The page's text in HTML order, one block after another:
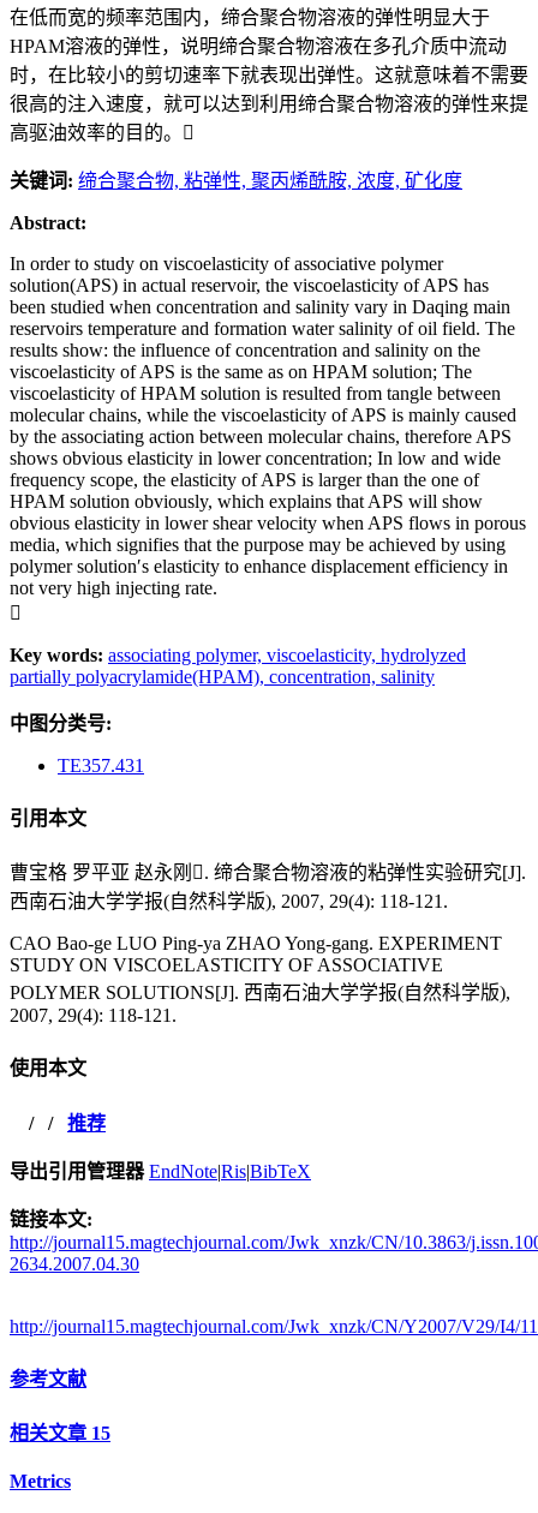
在低而宽的频率范围内，缔合聚合物溶液的弹性明显大于
HPAM溶液的弹性，说明缔合聚合物溶液在多孔介质中流动
时，在比较小的剪切速率下就表现出弹性。这就意味着不需要
很高的注入速度，就可以达到利用缔合聚合物溶液的弹性来提
高驱油效率的目的。
关键词: 缔合聚合物, 粘弹性, 聚丙烯酰胺, 浓度, 矿化度
Abstract:
In order to study on viscoelasticity of associative polymer
solution(APS) in actual reservoir, the viscoelasticity of APS has
been studied when concentration and salinity vary in Daqing main
reservoirs temperature and formation water salinity of oil field. The
results show: the influence of concentration and salinity on the
viscoelasticity of APS is the same as on HPAM solution; The
viscoelasticity of HPAM solution is resulted from tangle between
molecular chains, while the viscoelasticity of APS is mainly caused
by the associating action between molecular chains, therefore APS
shows obvious elasticity in lower concentration; In low and wide
frequency scope, the elasticity of APS is larger than the one of
HPAM solution obviously, which explains that APS will show
obvious elasticity in lower shear velocity when APS flows in porous
media, which signifies that the purpose may be achieved by using
polymer solution′s elasticity to enhance displacement efficiency in
not very high injecting rate.

Key words: associating polymer, viscoelasticity, hydrolyzed
partially polyacrylamide(HPAM), concentration, salinity
中图分类号:
TE357.431
引用本文
曹宝格 罗平亚 赵永刚. 缔合聚合物溶液的粘弹性实验研究[J].
西南石油大学学报(自然科学版), 2007, 29(4): 118-121.
CAO Bao-ge LUO Ping-ya ZHAO Yong-gang. EXPERIMENT
STUDY ON VISCOELASTICITY OF ASSOCIATIVE
POLYMER SOLUTIONS[J]. 西南石油大学学报(自然科学版),
2007, 29(4): 118-121.
使用本文
/ / 推荐
导出引用管理器 EndNote|Ris|BibTeX
链接本文:
http://journal15.magtechjournal.com/Jwk_xnzk/CN/10.3863/
2634.2007.04.30
http://journal15.magtechjournal.com/Jwk_xnzk/CN/Y2007/V29/I4/
参考文献
相关文章 15
Metrics